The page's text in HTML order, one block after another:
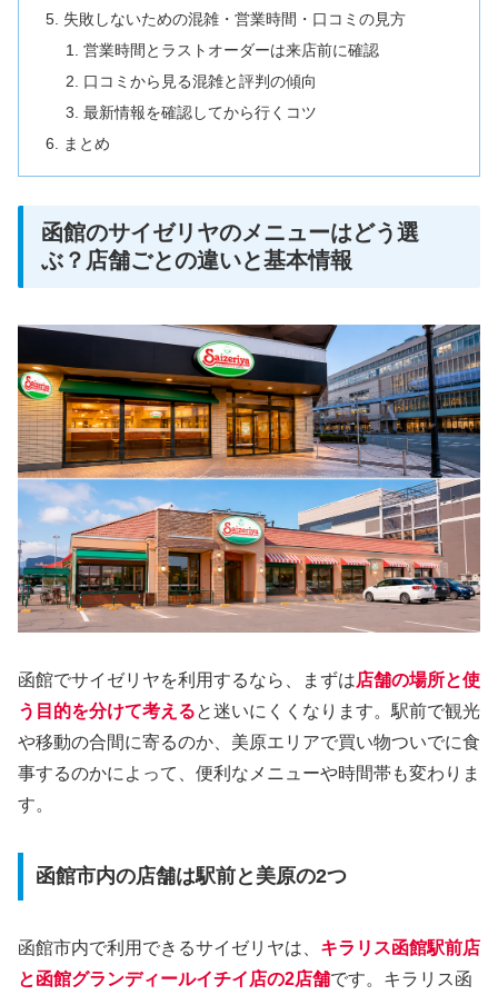
失敗しないための混雑・営業時間・口コミの見方
営業時間とラストオーダーは来店前に確認
口コミから見る混雑と評判の傾向
最新情報を確認してから行くコツ
まとめ
函館のサイゼリヤのメニューはどう選
ぶ？店舗ごとの違いと基本情報
函館でサイゼリヤを利用するなら、まずは店舗の場所と使
う目的を分けて考えると迷いにくくなります。駅前で観光
や移動の合間に寄るのか、美原エリアで買い物ついでに食
事するのかによって、便利なメニューや時間帯も変わりま
す。
函館市内の店舗は駅前と美原の2つ
函館市内で利用できるサイゼリヤは、 キラリス函館駅前店
と函館グランディールイチイ店の2店舗です。キラリス函